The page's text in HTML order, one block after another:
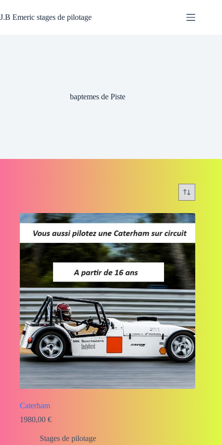
au
contenu
J.B Emeric stages de pilotage
baptemes de Piste
Caterham
1980,00 €
Stages de pilotage